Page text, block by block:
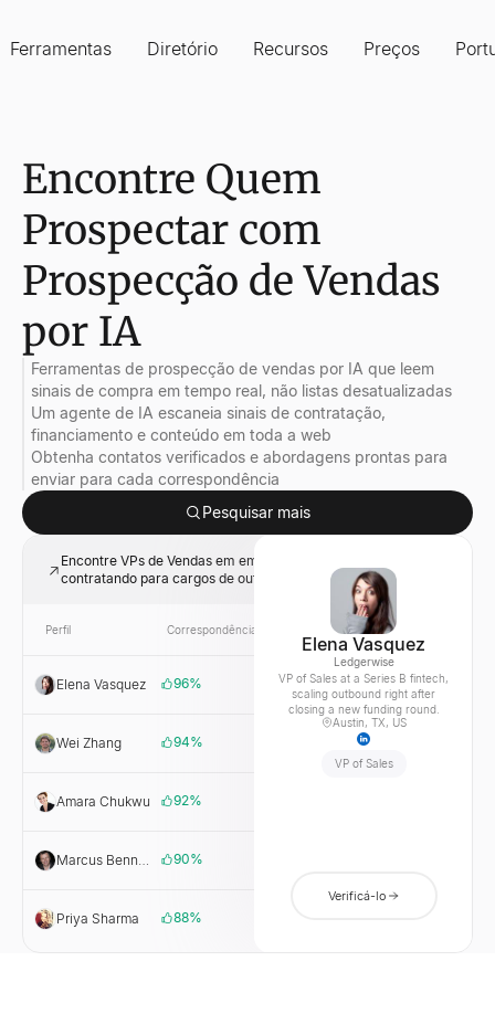
Ferramentas Diretório Recursos Preços
Encontre Quem
Prospectar com
Prospecção de Vendas
por IA
Ferramentas de prospecção de vendas por IA que leem
sinais de compra em tempo real, não listas desatualizadas
Um agente de IA escaneia sinais de contratação,
financiamento e conteúdo em toda a web
Obtenha contatos verificados e abordagens prontas para
enviar para cada correspondência
Pesquisar mais
Encontre VPs de Vendas em empresas SaaS da Série B
contratando para cargos de outbound
Perfil Correspondência Empresa
Elena Vasquez 96% Ledgerwise
Wei Zhang 94%
Amara Chukwu 92%
Marcus Bennett 90%
Priya Sharma 88%
Elena Vasquez
Ledgerwise
VP of Sales at a Series B fintech,
scaling outbound right after
closing a new funding round.
Austin, TX, US
VP of Sales
Verificá-lo